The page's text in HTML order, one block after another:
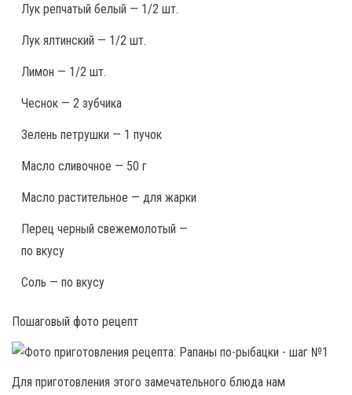
Лук репчатый белый — 1/2 шт.
Лук ялтинский — 1/2 шт.
Лимон — 1/2 шт.
Чеснок — 2 зубчика
Зелень петрушки — 1 пучок
Масло сливочное — 50 г
Масло растительное — для жарки
Перец черный свежемолотый —
по вкусу
Соль — по вкусу
Пошаговый фото рецепт
Для приготовления этого замечательного блюда нам